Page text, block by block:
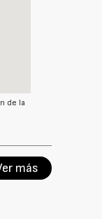
de la
más